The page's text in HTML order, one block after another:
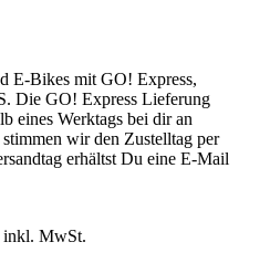
E-Bikes mit GO! Express,
Die GO! Express Lieferung
eines Werktags bei dir an
wir den Zustelltag per
erhältst Du eine E-Mail
inkl. MwSt.